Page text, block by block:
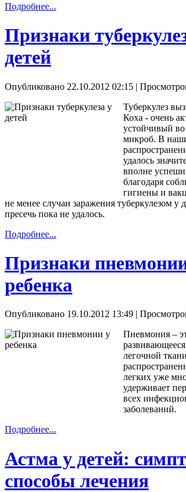
Подробнее...
Признаки
детей
Опубликовано 22.10.2012 02:15 |
Туберкулез
Коха - очень
устойчивый
микроб. В
удалось
вполне
благодаря
гигиены и
не менее случаи заражения туберкулезом у
пресечь пока не удалось.
Подробнее...
Признаки
ребенка
Опубликовано 19.10.2012 13:49 |
Пневмония –
легочной
легких уже
удерживает
всех
заболеваний.
Подробнее...
Астма у детей:
способы лечения